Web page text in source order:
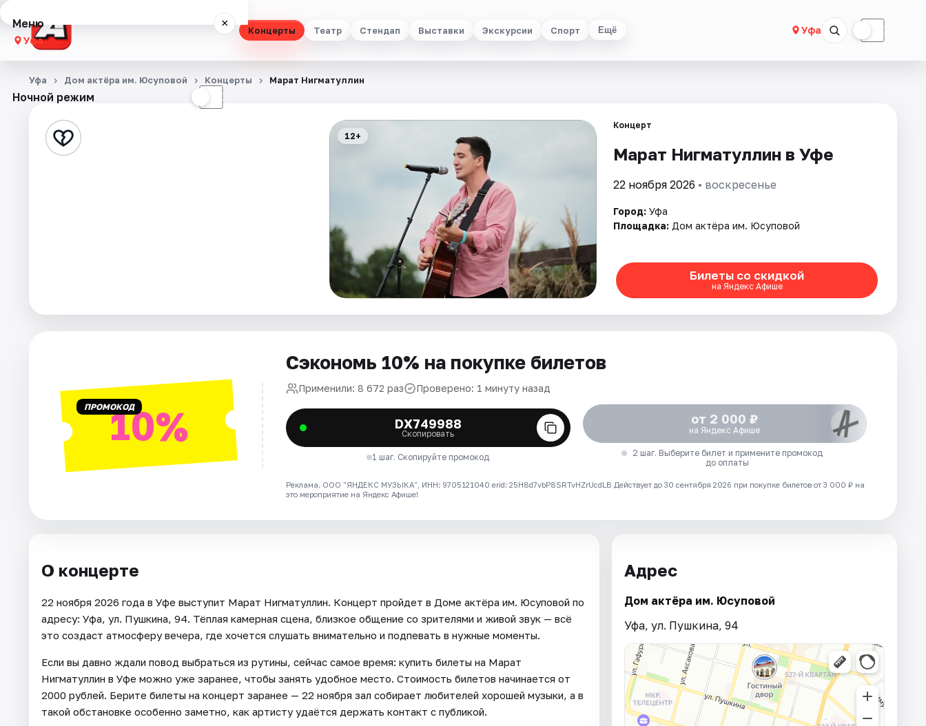
Концерты Театр Стендап Выставки Экскурсии Спорт Ещё Уфа ☾
Меню ×
Уфа
Концерты
Стендап
Города
Рейтинги
Ночной режим ☾
Уфа Дом актёра им. Юсуповой Концерты Марат Нигматуллин
12+
Концерт
Марат Нигматуллин в Уфе
22 ноября 2026 • воскресенье
Город: Уфа
Площадка: Дом актёра им. Юсуповой
Билеты со скидкой
на Яндекс Афише
ПРОМОКОД10%
Сэкономь 10% на покупке билетов
Применили: 8 672 раз Проверено: 1 минуту назад
DX749988
Скопировать
1 шаг. Скопируйте промокод
от 2 000 ₽
на Яндекс Афише
2 шаг. Выберите билет и примените промокод
до оплаты
Реклама. ООО "ЯНДЕКС МУЗЫКА", ИНН: 9705121040 erid: 25H8d7vbP8SRTvHZrUcdLB Действует до 30 сентября 2026 при покупке билетов от 3 000 ₽ на
это мероприятие на Яндекс Афише!
О концерте
22 ноября 2026 года в Уфе выступит Марат Нигматуллин. Концерт пройдет в Доме актёра им. Юсуповой по
адресу: Уфа, ул. Пушкина, 94. Тёплая камерная сцена, близкое общение со зрителями и живой звук — всё
это создаст атмосферу вечера, где хочется слушать внимательно и подпевать в нужные моменты.
Если вы давно ждали повод выбраться из рутины, сейчас самое время: купить билеты на Марат
Нигматуллин в Уфе можно уже заранее, чтобы занять удобное место. Стоимость билетов начинается от
2000 рублей. Берите билеты на концерт заранее — 22 ноября зал собирает любителей хорошей музыки, а в
такой обстановке особенно заметно, как артисту удаётся держать контакт с публикой.
Адрес
Дом актёра им. Юсуповой
Уфа, ул. Пушкина, 94